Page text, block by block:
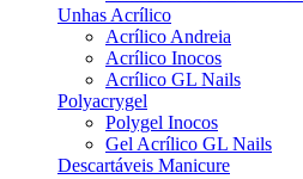
Unhas Acrílico
Acrílico Andreia
Acrílico Inocos
Acrílico GL Nails
Polyacrygel
Polygel Inocos
Gel Acrílico GL Nails
Descartáveis Manicure